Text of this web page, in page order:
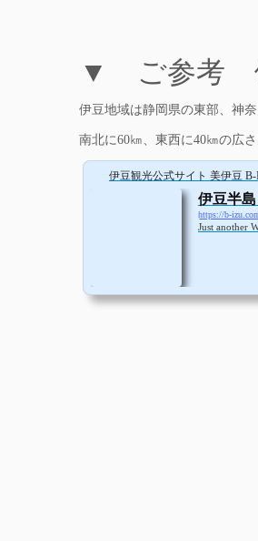
▼ ご参考
伊豆地域は静岡県の東部、神
南北に60㎞、東西に40㎞の広
伊豆観光公式サイト 美伊豆 B-
伊豆半
https://b-
Just another